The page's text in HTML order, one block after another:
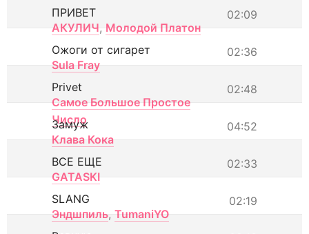
02:09
ПРИВЕТ
АКУЛИЧ, Молодой Платон
02:36
Ожоги от сигарет
Sula Fray
02:48
Privet
Самое Большое Простое
Число
04:52
Замуж
Клава Кока
02:33
ВСЕ ЕЩЕ
GATASKI
02:19
SLANG
Эндшпиль, TumaniYO